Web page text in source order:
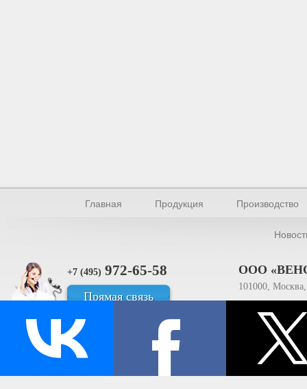
Главная Продукция Производство
+7 (495) 972-65-58
Прямая связь
ООО
101000,
© Производство уплотнителей и профилей 2026.
Все права защищены.